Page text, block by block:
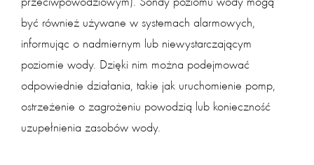
przeciwpowodziowym). Sondy poziomu wody mogą
być również używane w systemach alarmowych,
informując o nadmiernym lub niewystarczającym
poziomie wody. Dzięki nim można podejmować
odpowiednie działania, takie jak uruchomienie pomp,
ostrzeżenie o zagrożeniu powodzią lub konieczność
uzupełnienia zasobów wody.